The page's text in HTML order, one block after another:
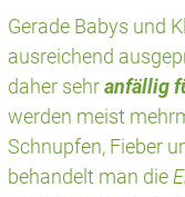
Gerade Babys und
ausreichend
daher sehranfällig
werden meist
Schnupfen, Fieber
behandelt man die